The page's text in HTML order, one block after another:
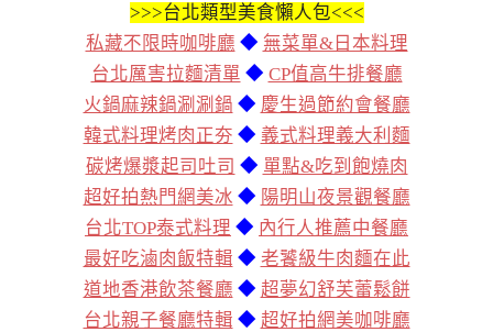
>>>台北類型美食懶人包<<<
私藏不限時咖啡廳 ◆ 無菜單&日本料理
台北厲害拉麵清單 ◆ CP值高牛排餐廳
火鍋麻辣鍋涮涮鍋 ◆ 慶生過節約會餐廳
韓式料理烤肉正夯 ◆ 義式料理義大利麵
碳烤爆漿起司吐司 ◆ 單點&吃到飽燒肉
超好拍熱門網美冰 ◆ 陽明山夜景觀餐廳
台北TOP泰式料理 ◆ 內行人推薦中餐廳
最好吃滷肉飯特輯 ◆ 老饕級牛肉麵在此
道地香港飲茶餐廳 ◆ 超夢幻舒芙蕾鬆餅
台北親子餐廳特輯 ◆ 超好拍網美咖啡廳